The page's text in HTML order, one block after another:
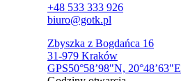
+48 533 333 926
biuro@gotk.pl
Zbyszka z Bogdańca 16
31-979 Kraków
GPS50°58’98"N, 20°48’63"E